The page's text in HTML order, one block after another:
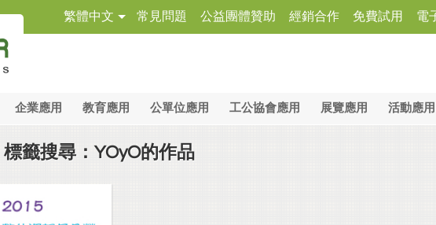
繁體中文 常見問題 公益團體贊助 經銷合作 免費試用 電
企業應用 教育應用 公單位應用 工公協會應用 展覽應用 活動應用
標籤搜尋：YOyO的作品